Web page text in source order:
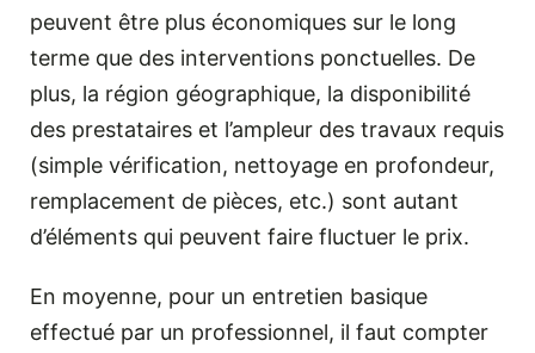
peuvent être plus économiques sur le long
terme que des interventions ponctuelles. De
plus, la région géographique, la disponibilité
des prestataires et l’ampleur des travaux requis
(simple vérification, nettoyage en profondeur,
remplacement de pièces, etc.) sont autant
d’éléments qui peuvent faire fluctuer le prix.
En moyenne, pour un entretien basique
effectué par un professionnel, il faut compter